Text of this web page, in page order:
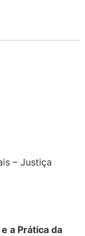
– Justiça
a Prática da